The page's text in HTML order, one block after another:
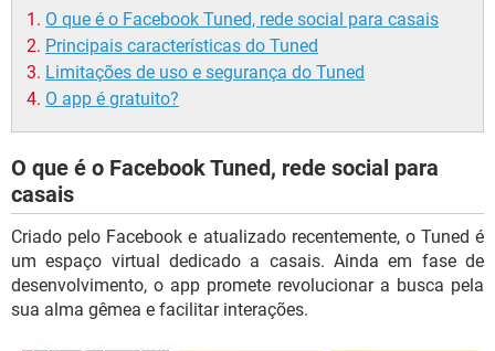
O que é o Facebook Tuned, rede social para casais
Principais características do Tuned
Limitações de uso e segurança do Tuned
O app é gratuito?
O que é o Facebook Tuned, rede social para
casais
Criado pelo Facebook e atualizado recentemente, o Tuned é
um espaço virtual dedicado a casais. Ainda em fase de
desenvolvimento, o app promete revolucionar a busca pela
sua alma gêmea e facilitar interações.